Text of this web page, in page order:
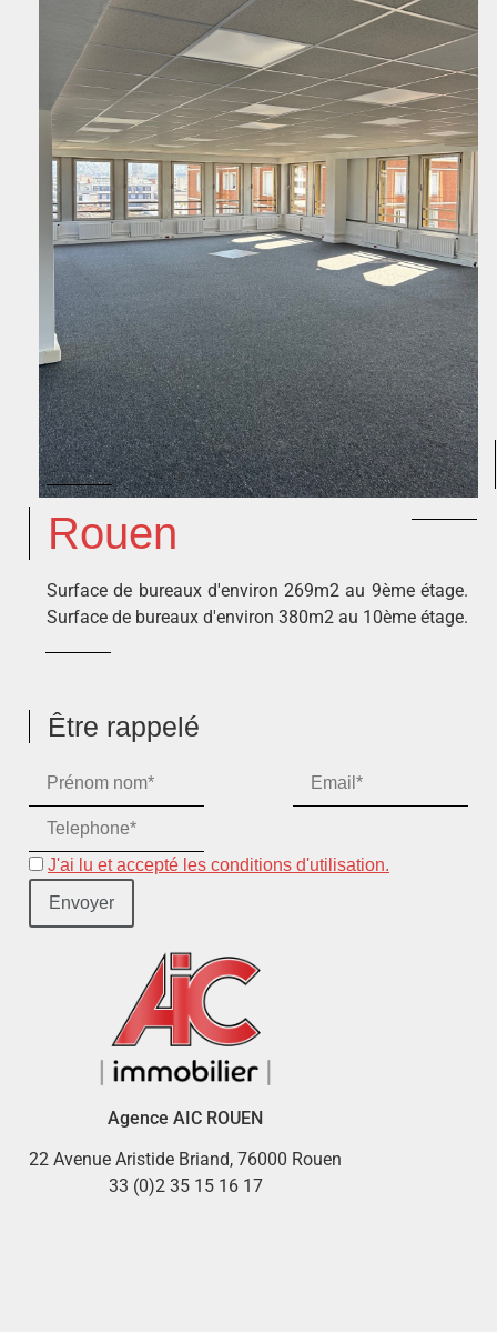
Rouen
Surface de bureaux d'environ 269m2 au 9ème étage.
Surface de bureaux d'environ 380m2 au 10ème étage.
Être rappelé
J'ai lu et accepté les conditions d'utilisation.
Agence AIC ROUEN
22 Avenue Aristide Briand, 76000 Rouen
33 (0)2 35 15 16 17